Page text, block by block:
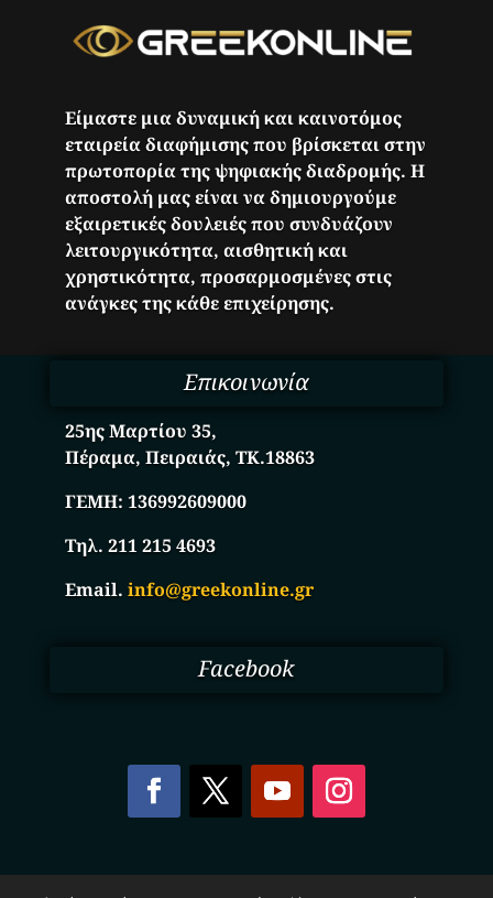
Είμαστε μια δυναμική και καινοτόμος
εταιρεία διαφήμισης που βρίσκεται στην
πρωτοπορία της ψηφιακής διαδρομής. Η
αποστολή μας είναι να δημιουργούμε
εξαιρετικές δουλειές που συνδυάζουν
λειτουργικότητα, αισθητική και
χρηστικότητα, προσαρμοσμένες στις
ανάγκες της κάθε επιχείρησης.
Επικοινωνία
25ης Μαρτίου 35,
Πέραμα, Πειραιάς, ΤΚ.18863
ΓΕΜΗ:136992609000
Τηλ. 211 215 4693
Email.info@greekonline.gr
Facebook